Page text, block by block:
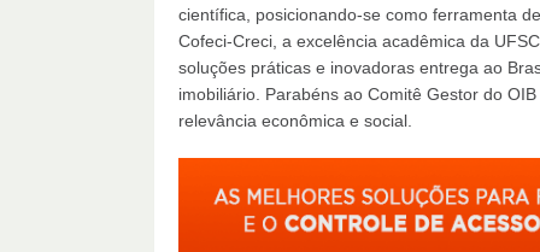
científica, posicionando-se como ferramenta
Cofeci-Creci, a excelência acadêmica da
soluções práticas e inovadoras entrega ao
imobiliário. Parabéns ao Comitê Gestor do
relevância econômica e social.